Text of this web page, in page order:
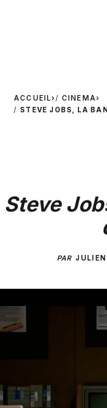
ACCUEIL› CINEMA›
STEVE JOBS, LA
Steve
PARJULIEN